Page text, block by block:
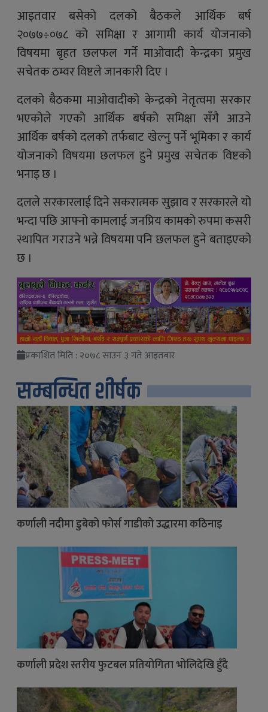
आइतवार बसेको दलको बैठकले आर्थिक बर्ष
२०७७÷०७८ को समिक्षा र आगामी कार्य योजनाको
विषयमा बृहत छलफल गर्ने माओवादी केन्द्रका प्रमुख
सचेतक ठम्वर विष्टले जानकारी दिए ।
दलको बैठकमा माओवादीको केन्द्रको नेतृत्वमा सरकार
भएकोले गएको आर्थिक बर्षको समिक्षा सँगै आउने
आर्थिक बर्षको दलको तर्फबाट खेल्नु पर्ने भूमिका र कार्य
योजनाको विषयमा छलफल हुने प्रमुख सचेतक विष्टको
भनाइ छ ।
दलले सरकारलाई दिने सकरात्मक सुझाव र सरकारले यो
भन्दा पछि आफ्नो कामलाई जनप्रिय कामको रुपमा कसरी
स्थापित गराउने भन्ने विषयमा पनि छलफल हुने बताइएको
छ ।
प्रकाशित मिति : २०७८ साउन ३ गते आइतबार
सम्बन्धित शीर्षक
कर्णाली नदीमा डुबेको फोर्स गाडीको उद्धारमा कठिनाइ
कर्णाली प्रदेश स्तरीय फुटबल प्रतियोगिता भोलिदेखि हुँदै